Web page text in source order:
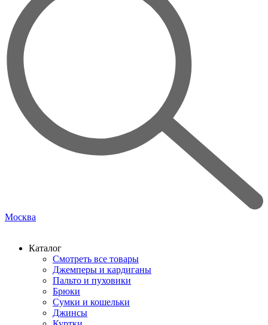
Москва
Каталог
Смотреть все товары
Джемперы и кардиганы
Пальто и пуховики
Брюки
Сумки и кошельки
Джинсы